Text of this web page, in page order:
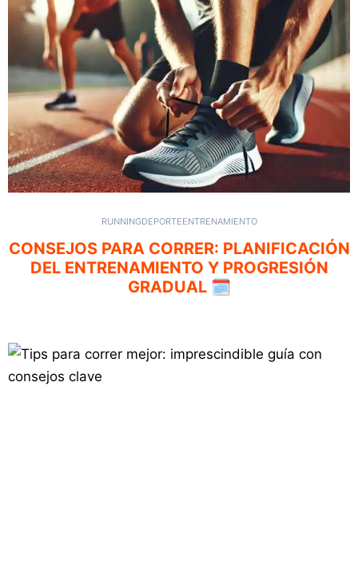
RUNNINGDEPORTEENTRENAMIENTO
CONSEJOS PARA CORRER: PLANIFICACIÓN
DEL ENTRENAMIENTO Y PROGRESIÓN
GRADUAL 🗓️